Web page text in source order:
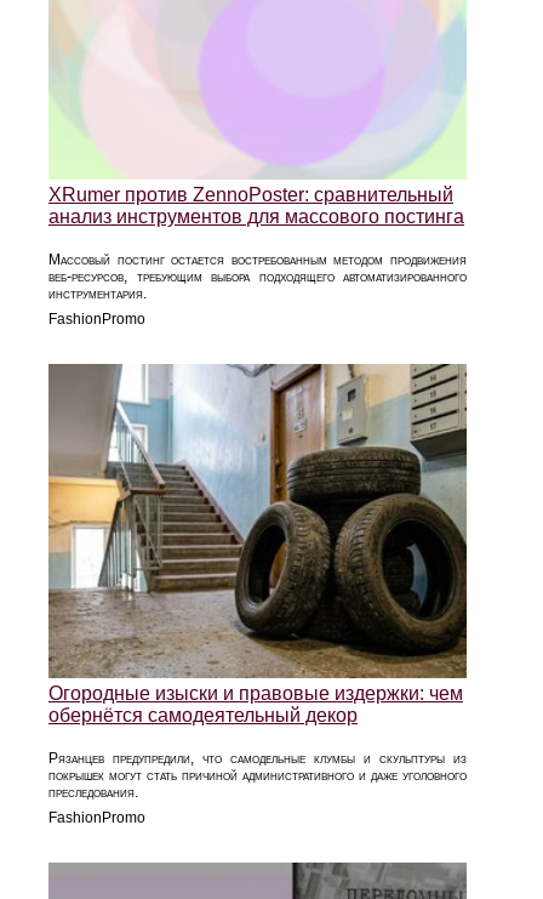
XRumer против ZennoPoster: сравнительный
анализ инструментов для массового постинга
Массовый постинг остается востребованным методом продвижения
веб-ресурсов, требующим выбора подходящего автоматизированного
инструментария.
FashionPromo
Огородные изыски и правовые издержки: чем
обернётся самодеятельный декор
Рязанцев предупредили, что самодельные клумбы и скульптуры из
покрышек могут стать причиной административного и даже уголовного
преследования.
FashionPromo